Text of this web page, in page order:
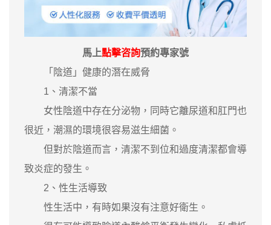
馬上點擊咨詢預約專家號
「陰道」健康的潛在威脅
1、清潔不當
女性陰道中存在分泌物，同時它離尿道和肛門也
很近，潮濕的環境很容易滋生細菌。
但對於陰道而言，清潔不到位和過度清潔都會導
致炎症的發生。
2、性生活導致
性生活中，有時如果沒有注意好衛生。